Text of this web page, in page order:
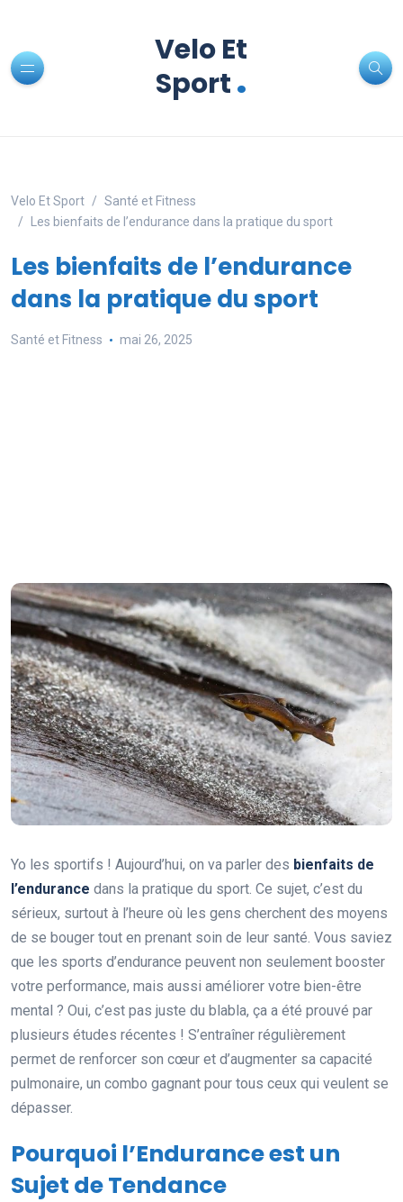
Velo Et
Sport.
Velo Et Sport
Santé et Fitness
Les bienfaits de l’endurance dans la pratique du sport
Les bienfaits de l’endurance
dans la pratique du sport
Santé et Fitness mai 26, 2025
Yo les sportifs ! Aujourd’hui, on va parler des bienfaits de
l’endurance dans la pratique du sport. Ce sujet, c’est du
sérieux, surtout à l’heure où les gens cherchent des moyens
de se bouger tout en prenant soin de leur santé. Vous saviez
que les sports d’endurance peuvent non seulement booster
votre performance, mais aussi améliorer votre bien-être
mental ? Oui, c’est pas juste du blabla, ça a été prouvé par
plusieurs études récentes ! S’entraîner régulièrement
permet de renforcer son cœur et d’augmenter sa capacité
pulmonaire, un combo gagnant pour tous ceux qui veulent se
dépasser.
Pourquoi l’Endurance est un
Sujet de Tendance